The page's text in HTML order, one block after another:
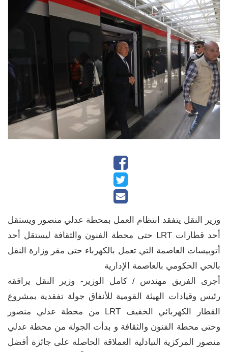
وزير النقل يتفقد انتظام العمل بمحطة عدلي منصور ويستقل
أحد قطارات LRT حتى محطة الفنون والثقافة ليستقل أحد
أتوبيسات العاصمة التي تعمل بالكهرباء حتى مقر وزارة النقل
بالحي الحكومي بالعاصمة الإدارية
أجرى الفريق مهندس / كامل الوزير- وزير النقل يرافقه
رئيس وقيادات الهيئة القومية للأنفاق جولة تفقدية بمشروع
القطار الكهربائي الخفيف LRT من محطة عدلي منصور
وحتى محطة الفنون والثقافة و بدأت الجولة من محطة عدلي
منصور المركزية التبادلية العملاقة الحاصلة على جائزة أفضل